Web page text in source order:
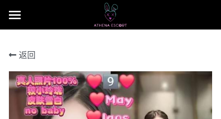
JB Area 全新山
所有商品分类
本地 台湾 中国 日本
小姐评价
联系我们 Contact US
返回
商品分类
本地 台湾 中国 日本